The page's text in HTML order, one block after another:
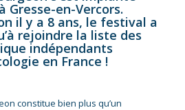
Gresse-en-Vercors.
il y a 8 ans, le festival a
rejoindre la liste des
indépendants
en France !
constitue bien plus qu’un